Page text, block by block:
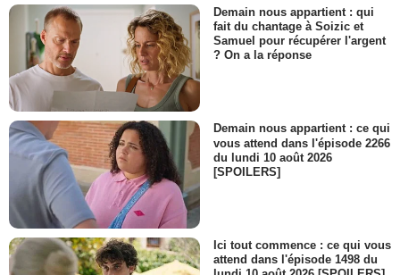
Demain nous appartient : qui
fait du chantage à Soizic et
Samuel pour récupérer l'argent
? On a la réponse
Demain nous appartient : ce qui
vous attend dans l'épisode 2266
du lundi 10 août 2026
[SPOILERS]
Ici tout commence : ce qui vous
attend dans l'épisode 1498 du